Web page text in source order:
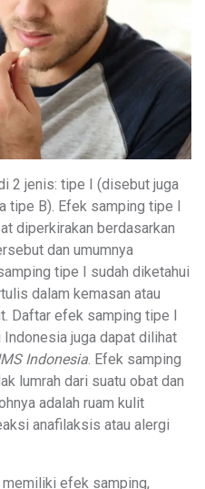
2 jenis: tipe I (disebut juga
B). Efek samping tipe I
diperkirakan berdasarkan
dan umumnya
tipe I sudah diketahui
dalam kemasan atau
Daftar efek samping tipe I
juga dapat dilihat
Indonesia. Efek samping
lumrah dari suatu obat dan
adalah ruam kulit
anafilaksis atau alergi
efek samping,